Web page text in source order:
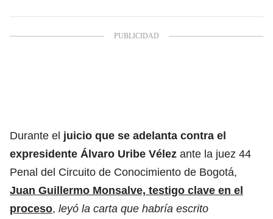
Durante el juicio que se adelanta contra el
expresidente Álvaro Uribe Vélez ante la juez 44
Penal del Circuito de Conocimiento de Bogotá,
Juan Guillermo Monsalve, testigo clave en el
proceso, leyó la carta que habría escrito